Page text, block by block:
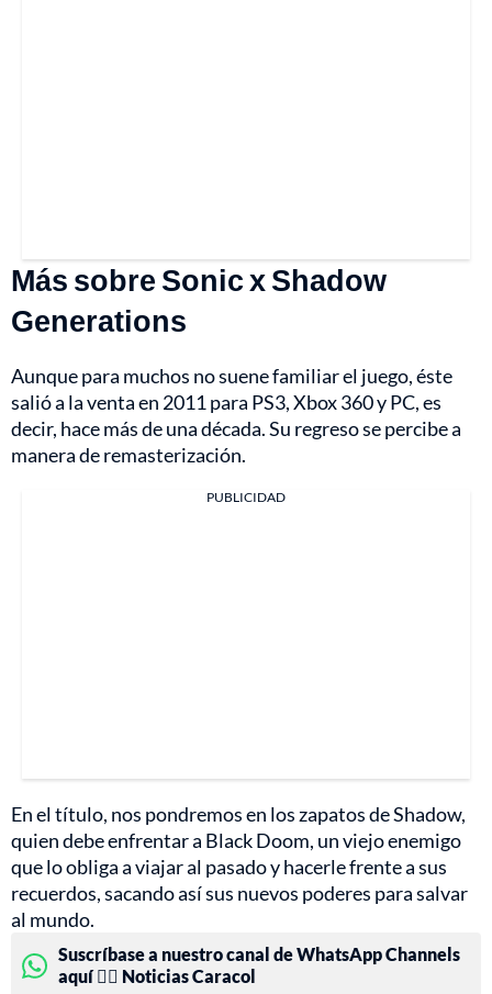
Más sobre Sonic x Shadow
Generations
Aunque para muchos no suene familiar el juego, éste
salió a la venta en 2011 para PS3, Xbox 360 y PC, es
decir, hace más de una década. Su regreso se percibe a
manera de remasterización.
PUBLICIDAD
En el título, nos pondremos en los zapatos de Shadow,
quien debe enfrentar a Black Doom, un viejo enemigo
que lo obliga a viajar al pasado y hacerle frente a sus
recuerdos, sacando así sus nuevos poderes para salvar
al mundo.
Suscríbase a nuestro canal de WhatsApp Channels
aquí 👉🏻 Noticias Caracol